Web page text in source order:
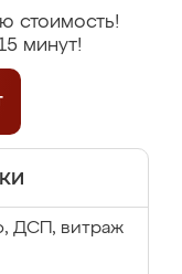
стоимость!
минут!
ДСП, витраж